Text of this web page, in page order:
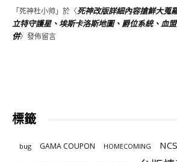
「死神杜小帅 」於〈死神改版詳細內容搶鮮大蒐
立特守護星、埃斯卡洛斯地圖、爵位系統、血
併〉發佈留言
標籤
bug GAMA COUPON HOMECOMING